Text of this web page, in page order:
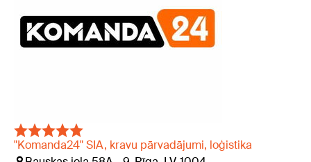
"Komanda24" SIA, kravu pārvadājumi, loģistika